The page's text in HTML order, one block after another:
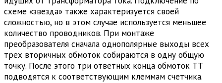
схеме «звезда» также характеризуется своей
сложностью, но в этом случае используется меньшее
количество проводников. При монтаже
преобразователя сначала однополярные выходы всех
трех вторичных обмоток собираются в одну общую
точку. После этого три ответных конца обмоток ТТ
подводятся к соответствующим клеммам счетчика.